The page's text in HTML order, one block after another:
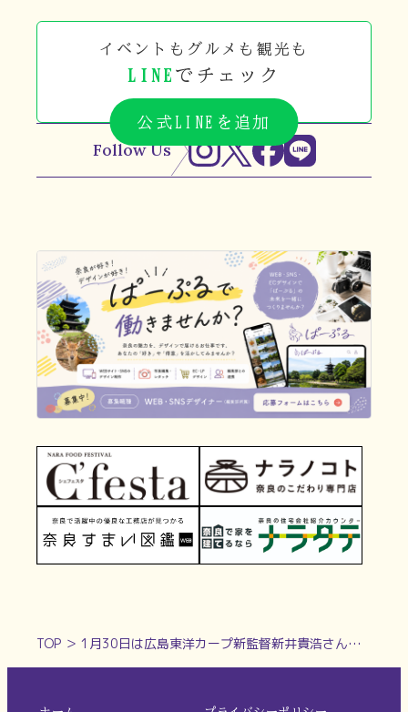
イベントもグルメも観光も
LINE でチェック
公式LINEを追加
Follow Us
TOP ＞ 1月30日は広島東洋カープ新監督新井貴浩さんの誕生日！奈良県出身のカープ選手をご紹介【奈良県的今日は何の日？】